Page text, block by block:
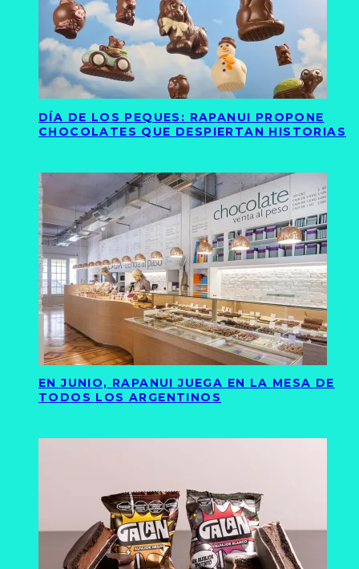
DÍA DE LOS PEQUES: RAPANUI PROPONE
CHOCOLATES QUE DESPIERTAN HISTORIAS
EN JUNIO, RAPANUI JUEGA EN LA MESA DE
TODOS LOS ARGENTINOS